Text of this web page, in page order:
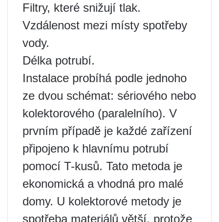
Filtry, které snižují tlak.
Vzdálenost mezi místy spotřeby
vody.
Délka potrubí.
Instalace probíhá podle jednoho
ze dvou schémat: sériového nebo
kolektorového (paralelního). V
prvním případě je každé zařízení
připojeno k hlavnímu potrubí
pomocí T-kusů. Tato metoda je
ekonomická a vhodná pro malé
domy. U kolektorové metody je
spotřeba materiálů větší, protože